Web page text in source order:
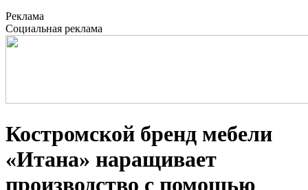
Реклама
Социальная реклама
Костромской бренд мебели
«Итана» наращивает
производство с помощью